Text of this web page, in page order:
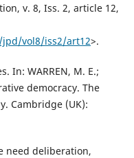
v. 8, Iss. 2, article 12,
vol8/iss2/art12>.
In: WARREN, M. E.;
democracy. The
Cambridge (UK):
need deliberation,